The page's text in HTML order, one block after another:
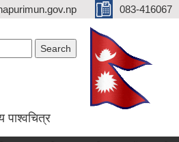
083-416067
पाश्वचित्र